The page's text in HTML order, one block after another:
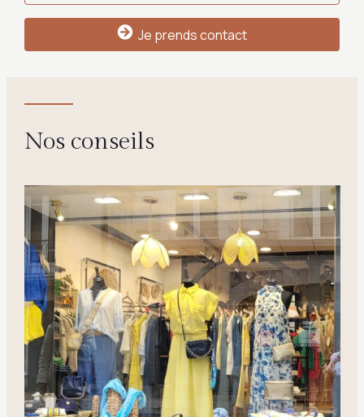
Je prends contact
Nos conseils